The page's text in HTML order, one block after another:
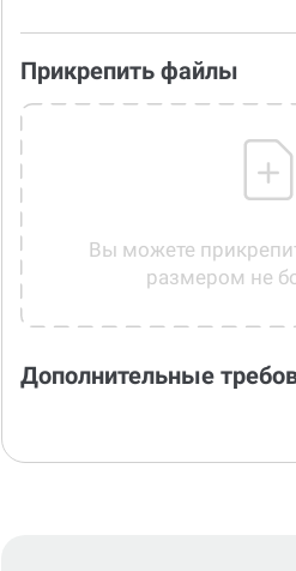
Прикрепить файлы
Вы можете
размером не
Дополнительные